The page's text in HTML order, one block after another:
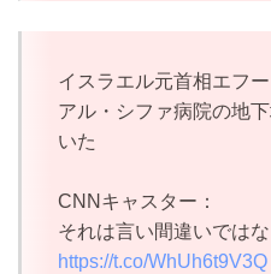
イスラエル元首相エフ
アル・シファ病院の地
いた
CNNキャスター：
それは言い間違いではな
https://t.co/WhUh6t9V3Q